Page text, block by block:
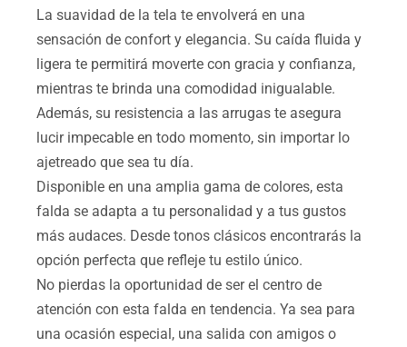
La suavidad de la tela te envolverá en una
sensación de confort y elegancia. Su caída fluida y
ligera te permitirá moverte con gracia y confianza,
mientras te brinda una comodidad inigualable.
Además, su resistencia a las arrugas te asegura
lucir impecable en todo momento, sin importar lo
ajetreado que sea tu día.
Disponible en una amplia gama de colores, esta
falda se adapta a tu personalidad y a tus gustos
más audaces. Desde tonos clásicos encontrarás la
opción perfecta que refleje tu estilo único.
No pierdas la oportunidad de ser el centro de
atención con esta falda en tendencia. Ya sea para
una ocasión especial, una salida con amigos o